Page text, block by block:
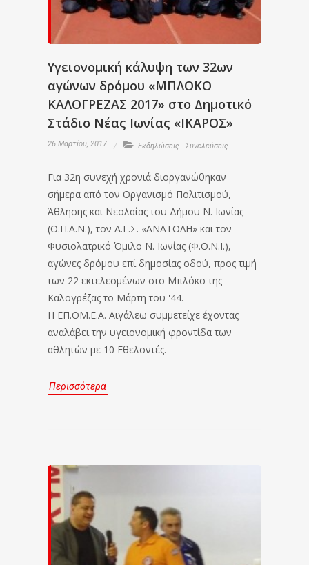
Υγειονομική κάλυψη των 32ων
αγώνων δρόμου «ΜΠΛΟΚΟ
ΚΑΛΟΓΡΕΖΑΣ 2017» στο Δημοτικό
Στάδιο Νέας Ιωνίας «ΙΚΑΡΟΣ»
26 Μαρτίου, 2017 Εκδηλώσεις - Συνελεύσεις
Για 32η συνεχή χρονιά διοργανώθηκαν
σήμερα από τον Οργανισμό Πολιτισμού,
Άθλησης και Νεολαίας του Δήμου Ν. Ιωνίας
(Ο.Π.Α.Ν.), τον Α.Γ.Σ. «ΑΝΑΤΟΛΗ» και τον
Φυσιολατρικό Όμιλο Ν. Ιωνίας (Φ.Ο.Ν.Ι.),
αγώνες δρόμου επί δημοσίας οδού, προς τιμή
των 22 εκτελεσμένων στο Μπλόκο της
Καλογρέζας το Μάρτη του '44.
Η ΕΠ.ΟΜ.Ε.Α. Αιγάλεω συμμετείχε έχοντας
αναλάβει την υγειονομική φροντίδα των
αθλητών με 10 Εθελοντές.
Περισσότερα